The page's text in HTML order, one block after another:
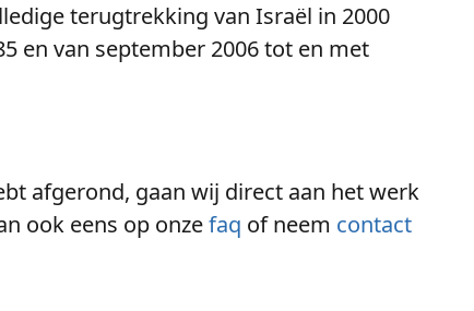
terugtrekking van Israël in 2000
en van september 2006 tot en met
afgerond, gaan wij direct aan het werk
ook eens op onzefaq of neem contact